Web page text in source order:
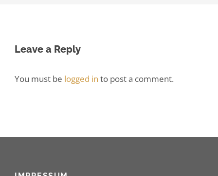
Leave a Reply
You must be logged in to post a comment.